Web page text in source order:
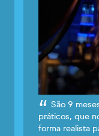
São 9
práticos, que
forma realista